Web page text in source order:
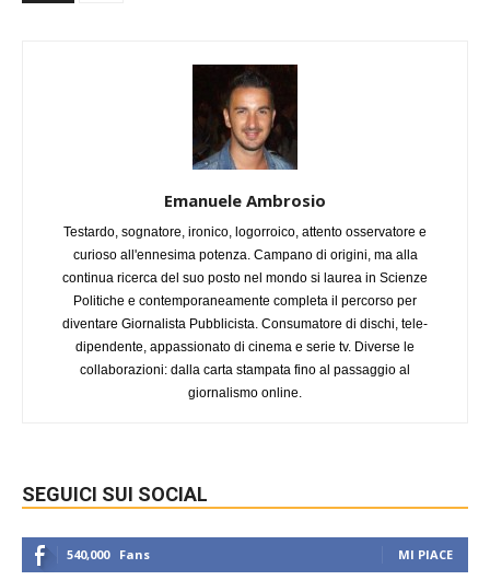
Emanuele Ambrosio
Testardo, sognatore, ironico, logorroico, attento osservatore e
curioso all'ennesima potenza. Campano di origini, ma alla
continua ricerca del suo posto nel mondo si laurea in Scienze
Politiche e contemporaneamente completa il percorso per
diventare Giornalista Pubblicista. Consumatore di dischi, tele-
dipendente, appassionato di cinema e serie tv. Diverse le
collaborazioni: dalla carta stampata fino al passaggio al
giornalismo online.
SEGUICI SUI SOCIAL
540,000 Fans MI PIACE